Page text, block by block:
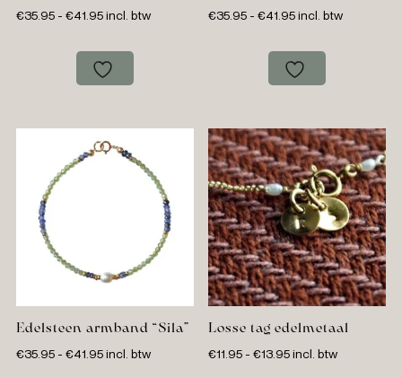
€35.95 - €41.95Prijsklasse:
tot
€41.95
incl. btw €35.95 - €41.95Prijsklasse:
tot
€41.95
incl. btw
Edelsteen armband “Sila”
€35.95 - €41.95Prijsklasse:
incl. btw
Losse tag edelmetaal
€11.95 - €13.95Prijsklasse:
incl. btw